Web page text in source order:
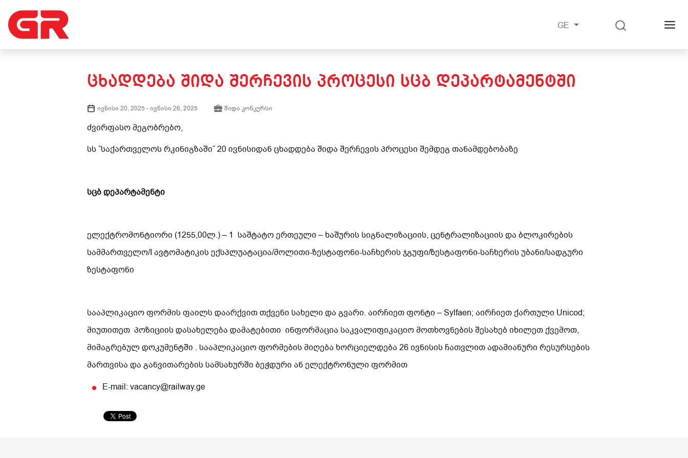
GE
ᲪᲮᲐᲓᲓᲔᲑᲐ ᲨᲘᲓᲐ ᲨᲔᲠᲩᲔᲕᲘᲡ ᲞᲠᲝᲪᲔᲡᲘ ᲡᲪᲑ ᲓᲔᲞᲐᲠᲢᲐᲛᲔᲜᲢᲨᲘ
ივნისი 20, 2025 -ივნისი 26, 2025 შიდა კონკურსი
ძვირფასო მეგობრებო,
სს ”საქართველოს რკინიგზაში” 20 ივნისიდან ცხადდება შიდა შერჩევის პროცესი შემდეგ თანამდებობაზე
სცბ დეპარტამენტი
ელექტრომონტიორი (1255,00ლ.) – 1 საშტატო ერთეული – ხაშურის სიგნალიზაციის, ცენტრალიზაციის და ბლოკირების
სამმართველო/I ავტომატიკის ექსპლუატაცია/მოლითი-ზესტაფონი-საჩხერის ჯგუფი/ზესტაფონი-საჩხერის უბანი/სადგური
ზესტაფონი
სააპლიკაციო ფორმის ფაილს დაარქვით თქვენი სახელი და გვარი. აირჩიეთ ფონტი – Sylfaen; აირჩიეთ ქართული Unicod;
მიუთითეთ პოზიციის დასახელება დამატებითი ინფორმაცია საკვალიფიკაციო მოთხოვნების შესახებ იხილეთ ქვემოთ,
მიმაგრებულ დოკუმენტში . სააპლიკაციო ფორმების მიღება ხორციელდება 26 ივნისის ჩათვლით ადამიანური რესურსების
მართვისა და განვითარების სამსახურში ბეჭდური ან ელექტრონული ფორმით
E-mail: vacancy@railway.ge